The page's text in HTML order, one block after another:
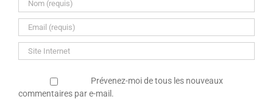
Prévenez-moi de tous les nouveaux
commentaires par e-mail.